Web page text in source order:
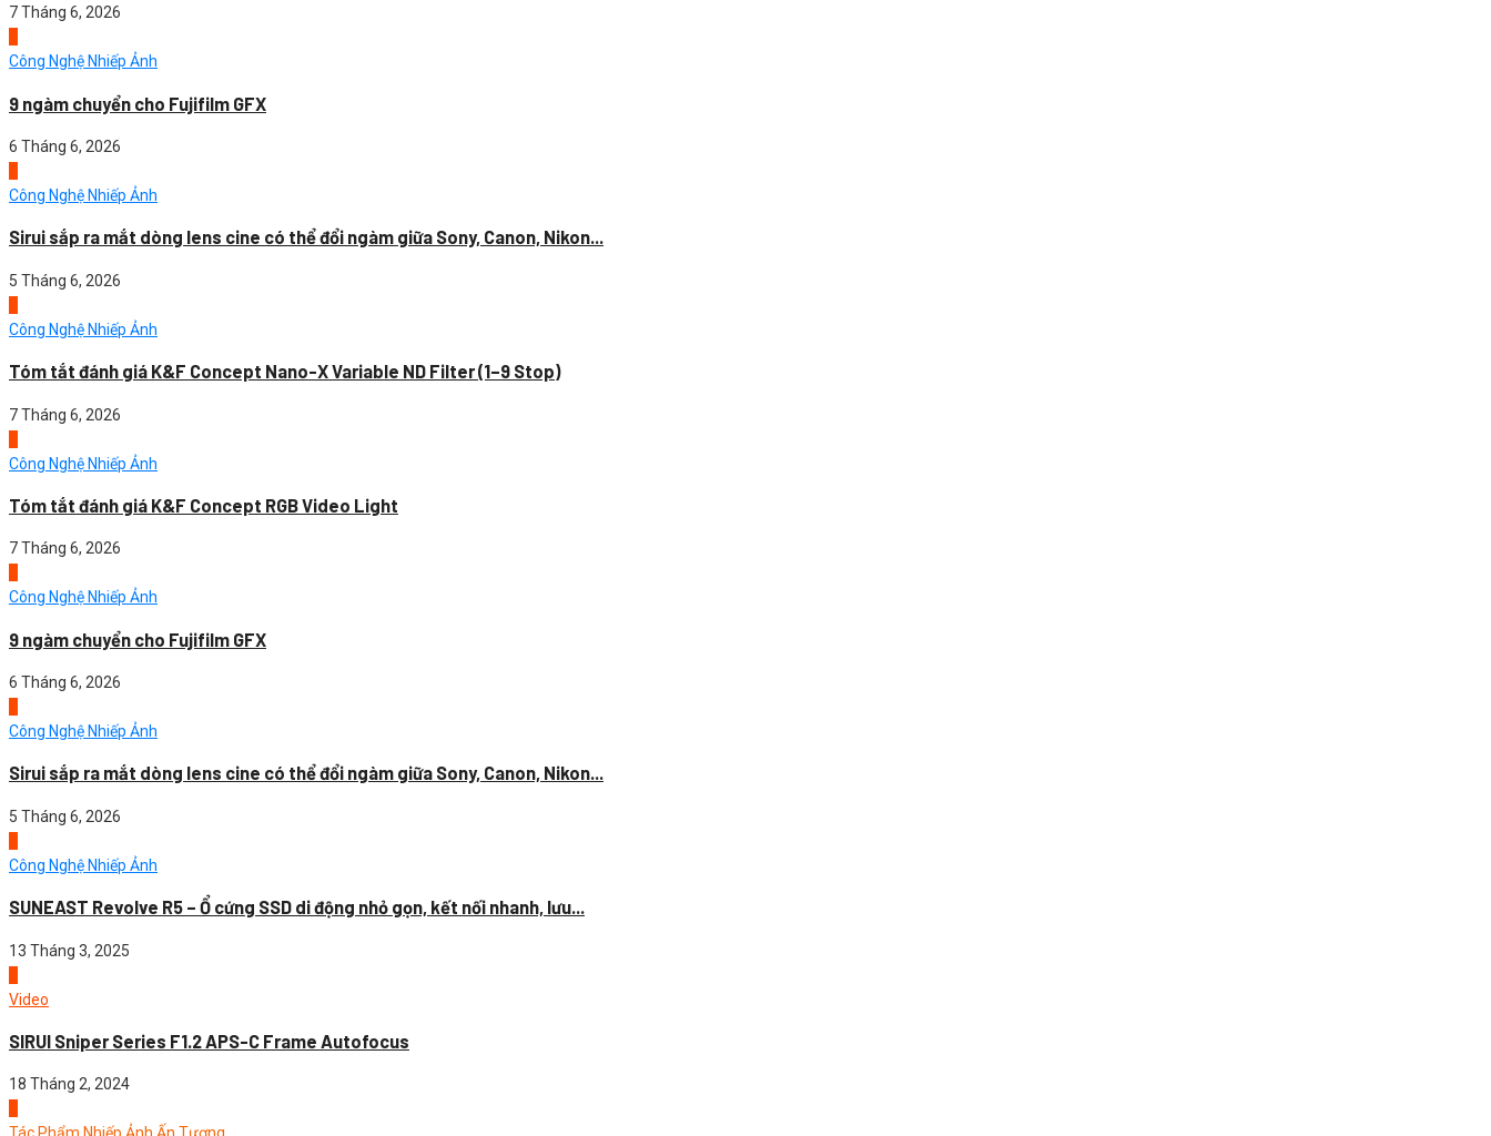
7 Tháng 6, 2026
Công Nghệ Nhiếp Ảnh
9 ngàm chuyển cho Fujifilm GFX
6 Tháng 6, 2026
Công Nghệ Nhiếp Ảnh
Sirui sắp ra mắt dòng lens cine có thể đổi ngàm giữa Sony, Canon, Nikon...
5 Tháng 6, 2026
Công Nghệ Nhiếp Ảnh
Tóm tắt đánh giá K&F Concept Nano-X Variable ND Filter (1–9 Stop)
7 Tháng 6, 2026
Công Nghệ Nhiếp Ảnh
Tóm tắt đánh giá K&F Concept RGB Video Light
7 Tháng 6, 2026
Công Nghệ Nhiếp Ảnh
9 ngàm chuyển cho Fujifilm GFX
6 Tháng 6, 2026
Công Nghệ Nhiếp Ảnh
Sirui sắp ra mắt dòng lens cine có thể đổi ngàm giữa Sony, Canon, Nikon...
5 Tháng 6, 2026
Công Nghệ Nhiếp Ảnh
SUNEAST Revolve R5 – Ổ cứng SSD di động nhỏ gọn, kết nối nhanh, lưu...
13 Tháng 3, 2025
Video
SIRUI Sniper Series F1.2 APS-C Frame Autofocus
18 Tháng 2, 2024